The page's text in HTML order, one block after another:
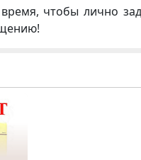
чтобы лично